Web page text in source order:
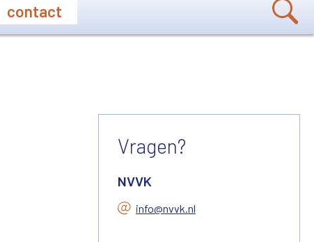
contact
Vragen?
NVVK
info@nvvk.nl